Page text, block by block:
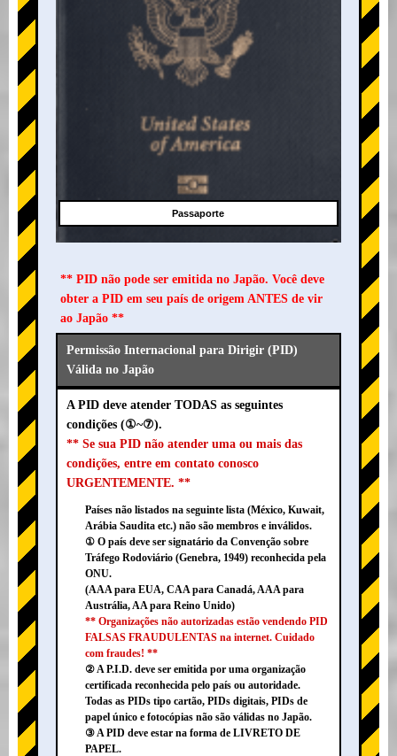
Passaporte
** PID não pode ser emitida no Japão. Você deve
obter a PID em seu país de origem ANTES de vir
ao Japão **
Permissão Internacional para Dirigir (PID)
Válida no Japão
A PID deve atender TODAS as seguintes
condições (①~⑦).
** Se sua PID não atender uma ou mais das
condições, entre em contato conosco
URGENTEMENTE. **
Países não listados na seguinte lista (México, Kuwait,
Arábia Saudita etc.) não são membros e inválidos.
① O país deve ser signatário da Convenção sobre
Tráfego Rodoviário (Genebra, 1949) reconhecida pela
ONU.
(AAA para EUA, CAA para Canadá, AAA para
Austrália, AA para Reino Unido)
** Organizações não autorizadas estão vendendo PID
FALSAS FRAUDULENTAS na internet. Cuidado
com fraudes! **
② A P.I.D. deve ser emitida por uma organização
certificada reconhecida pelo país ou autoridade.
Todas as PIDs tipo cartão, PIDs digitais, PIDs de
papel único e fotocópias não são válidas no Japão.
③ A PID deve estar na forma de LIVRETO DE
PAPEL.